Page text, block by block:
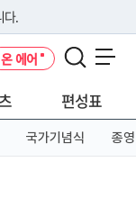
다.
고 있다면 아래 URL에
온 에어
편성표
국가기념식 종영